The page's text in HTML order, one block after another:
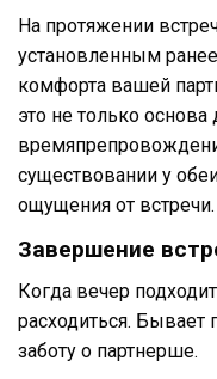
На протяжении
установленным
комфорта вашей
это не только основа
существовании у
ощущения от встречи.
Завершение
Когда вечер
расходиться. Бывает
заботу о партнерше.